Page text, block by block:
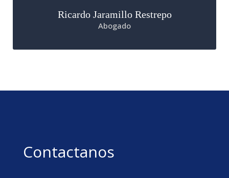
Ricardo Jaramillo Restrepo
Abogado
Contactanos